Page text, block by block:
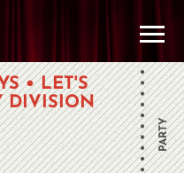
• LET'S
DIVISION
PARTY